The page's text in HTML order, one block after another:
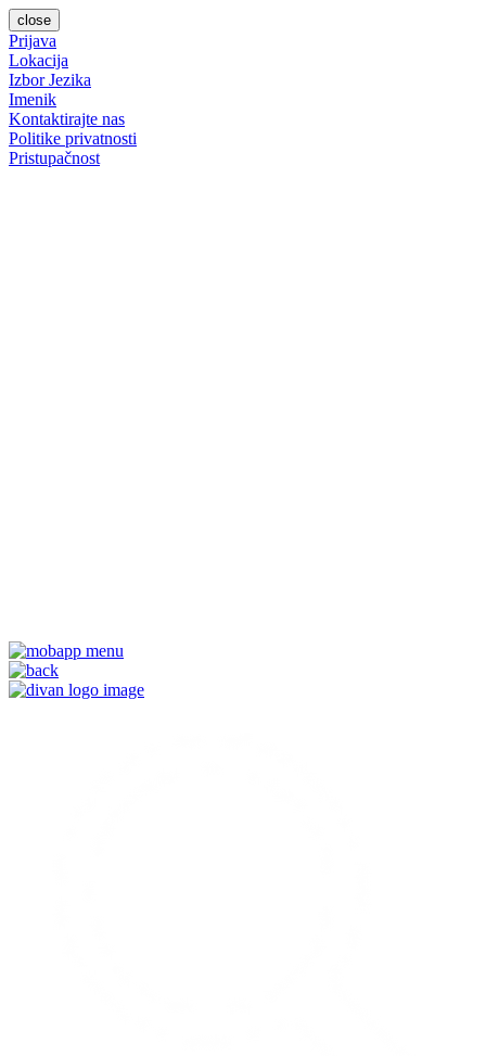
close
Prijava
Lokacija
Izbor Jezika
Imenik
Kontaktirajte nas
Politike privatnosti
Pristupačnost